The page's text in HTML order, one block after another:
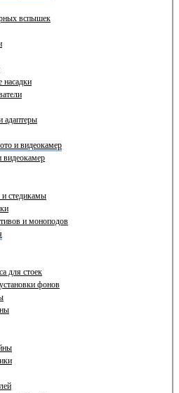
вспышек
насадки
адаптеры
и видеокамер
стедикамы
и моноподов
для стоек
фонов